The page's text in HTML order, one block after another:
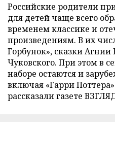
Российские родители
для детей чаще всего
временем классике и
произведениям. В их
Горбунок», сказки Агнии
Чуковского. При этом в
наборе остаются и
включая «Гарри
рассказали газете